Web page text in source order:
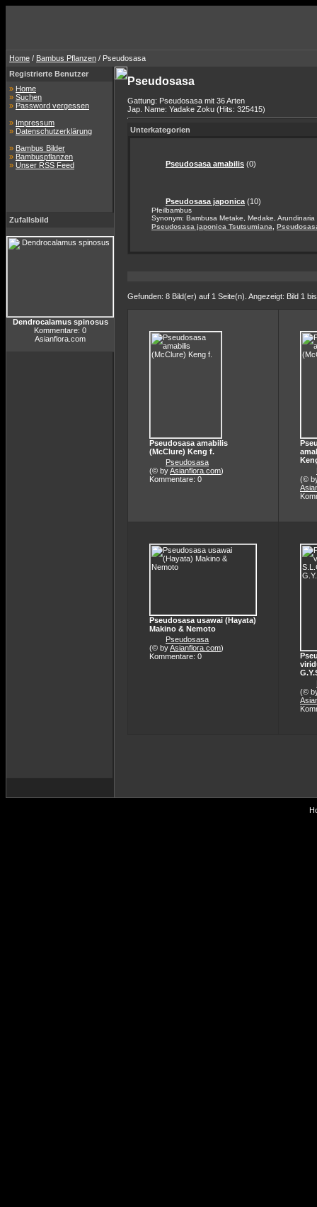
Home / Bambus Pflanzen / Pseudosasa
Registrierte Benutzer
» Home
» Suchen
» Password vergessen
» Impressum
» Datenschutzerklärung
» Bambus Bilder
» Bambuspflanzen
» Unser RSS Feed
Zufallsbild
Dendrocalamus spinosus
Kommentare: 0
Asianflora.com
Pseudosasa
Gattung: Pseudosasa mit 36 Arten
Jap. Name: Yadake Zoku (Hits: 325415)
Unterkategorien
Pseudosasa amabilis (0)
Pseudosasa japonica (10)
Pfeilbambus
Synonym: Bambusa Metake, Medake, Arundinaria
Pseudosasa japonica Tsutsumiana
Gefunden: 8 Bild(er) auf 1 Seite(n). Angezeigt: Bild 1
Pseudosasa amabilis
(McClure) Keng f.
Pseudosasa
(© byAsianflora.com)
Kommentare: 0
(©
Pseudosasa usawai (Hayata)
Makino & Nemoto
Pseudosasa
(© byAsianflora.com)
Kommentare: 0
(©